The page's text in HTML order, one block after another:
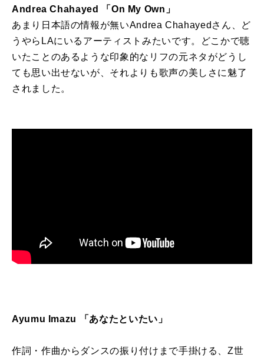
Andrea Chahayed 「 On My Own 」
あまり日本語の情報が無いAndrea Chahayed さん、ど
うやら LAにいるアーティストみたいです。どこかで聴
いたことのあるような印象的なリフの元ネタがどうし
ても思い出せないが、それよりも歌声の美しさに魅了
されました。
Ayumu Imazu 「あなたといたい」
作詞・作曲からダンスの振り付けまで手掛ける、Z世